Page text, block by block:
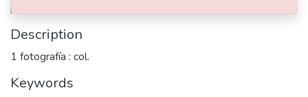
parqueadero y edificaciones de la Universidad.
Description
1 fotografía : col.
Keywords